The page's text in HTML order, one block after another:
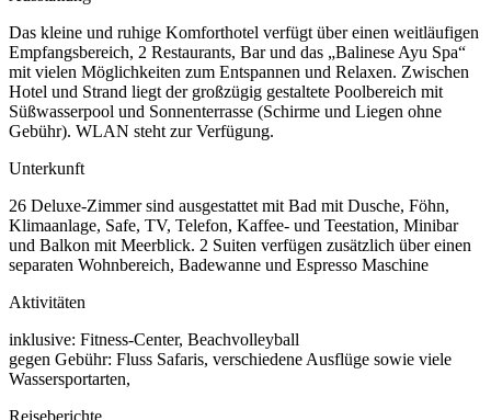
Das kleine und ruhige Komforthotel verfügt über einen weitläufigen
Empfangsbereich, 2 Restaurants, Bar und das „Balinese Ayu Spa“
mit vielen Möglichkeiten zum Entspannen und Relaxen. Zwischen
Hotel und Strand liegt der großzügig gestaltete Poolbereich mit
Süßwasserpool und Sonnenterrasse (Schirme und Liegen ohne
Gebühr). WLAN steht zur Verfügung.
Unterkunft
26 Deluxe-Zimmer sind ausgestattet mit Bad mit Dusche, Föhn,
Klimaanlage, Safe, TV, Telefon, Kaffee- und Teestation, Minibar
und Balkon mit Meerblick. 2 Suiten verfügen zusätzlich über einen
separaten Wohnbereich, Badewanne und Espresso Maschine
Aktivitäten
inklusive: Fitness-Center, Beachvolleyball
gegen Gebühr: Fluss Safaris, verschiedene Ausflüge sowie viele
Wassersportarten,
Reiseberichte